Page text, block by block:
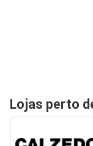
Lojas perto